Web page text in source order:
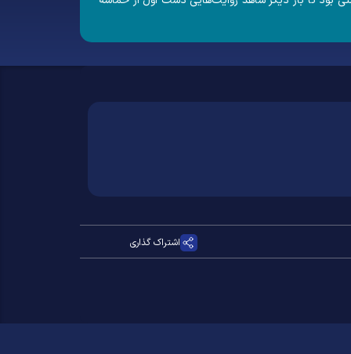
اشتراک گذاری